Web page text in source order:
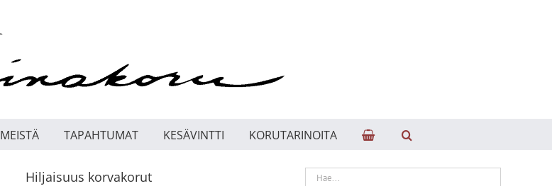
MEISTÄ TAPAHTUMAT KESÄVINTTI KORUTARINOITA
Hiljaisuus korvakorut